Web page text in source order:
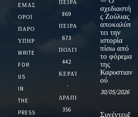
ΕΜΆΣ
ΌΡΟΙ
ΠΑΡΟΧΉΣ
ΥΠΗΡΕΣΙΏΝ
WRITE
FOR
US
IN
THE
PRESS
ΠΕΙΡΑΙΑ
869
ΠΕΙΡΑΙΑΣ
673
ΠΟΛΙΤΙΚΗ
442
ΚΕΡΑΤΣΙΝΙ
-
ΔΡΑΠΕΤΣΩΝΑ
356
σχεδιαστή
ς Ζούλιας
αποκαλύπ
τει την
ιστορία
πίσω από
το φόρεμα
της
Καρυστιαν
ού
30/05/2026
Συνέντευξ